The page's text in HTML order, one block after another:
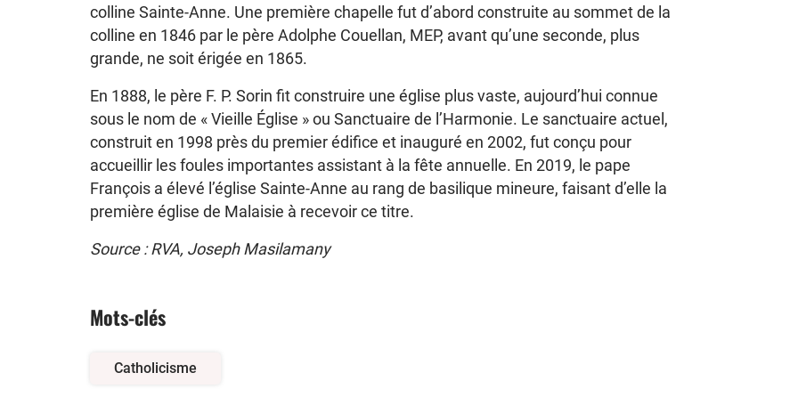
colline Sainte-Anne. Une première chapelle fut d’abord construite au sommet de la
colline en 1846 par le père Adolphe Couellan, MEP, avant qu’une seconde, plus
grande, ne soit érigée en 1865.
En 1888, le père F. P. Sorin fit construire une église plus vaste, aujourd’hui connue
sous le nom de « Vieille Église » ou Sanctuaire de l’Harmonie. Le sanctuaire actuel,
construit en 1998 près du premier édifice et inauguré en 2002, fut conçu pour
accueillir les foules importantes assistant à la fête annuelle. En 2019, le pape
François a élevé l’église Sainte-Anne au rang de basilique mineure, faisant d’elle la
première église de Malaisie à recevoir ce titre.
Source : RVA, Joseph Masilamany
Mots-clés
Catholicisme